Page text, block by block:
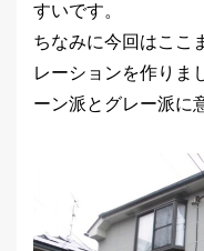
すいです。
ちなみに今回はここ
レーションを作りま
ーン派とグレー派に